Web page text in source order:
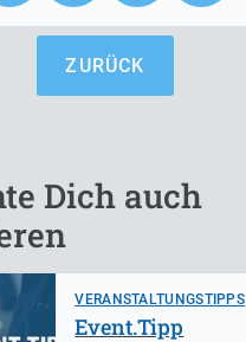
ZURÜCK
Dich auch
VERANSTALTUNGSTIPPS
Event.Tipp